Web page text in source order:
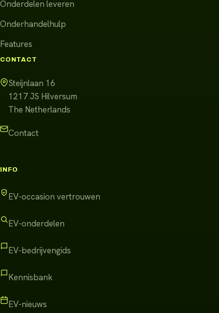
Onderdelen leveren
Onderhandelhulp
Features
CONTACT
Steijnlaan 16
1217 JS Hilversum
The Netherlands
Contact
INFO
EV-occasion vertrouwen
EV-onderdelen
EV-bedrijvengids
Kennisbank
EV-nieuws